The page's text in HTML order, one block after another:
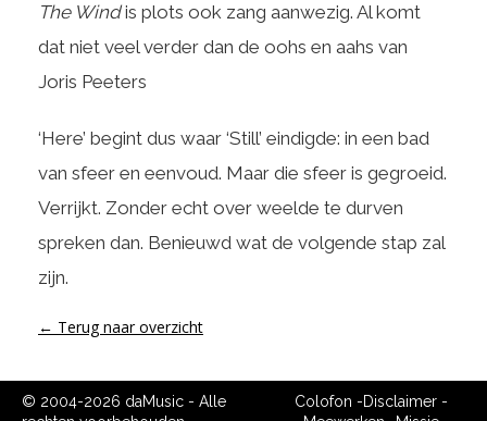
The Windis plots ook zang aanwezig. Al komt
dat niet veel verder dan de oohs en aahs van
Joris Peeters
‘Here’ begint dus waar ‘Still’ eindigde: in een bad
van sfeer en eenvoud. Maar die sfeer is gegroeid.
Verrijkt. Zonder echt over weelde te durven
spreken dan. Benieuwd wat de volgende stap zal
zijn.
← Terug naar overzicht
© 2004-2026 daMusic - Alle
Colofon -Disclaimer-